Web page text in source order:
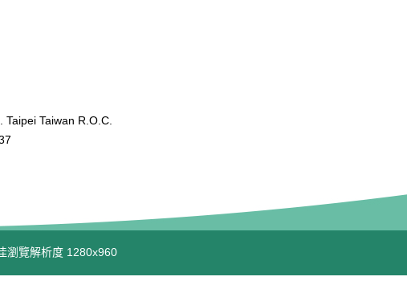
Taiwan R.O.C.
瀏覽解析度 1280x960